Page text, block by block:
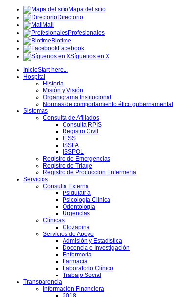
Mapa del sitio
Directorio
Mail
Profesionales
Biotime
Facebook
Síguenos en X
InicioStart here...
Hospital
Historia
Misión y Visión
Organigrama Institucional
Normas de comportamiento ético gubernamental
Sistemas
Consulta de Afiliados
Consulta RPIS
Registro Civil
IESS
ISSFA
ISSPOL
Registro de Emergencias
Registro de Triage
Registro de Producción Enfermería
Servicios
Consulta Externa
Psiquiatría
Psicología Clínica
Odontología
Urgencias
Clínicas
Clozapina
Servicios de Apoyo
Admisión y Estadística
Docencia e Investigación
Enfermería
Farmacia
Laboratorio Clínico
Trabajo Social
Transparencia
Información Financiera
2018